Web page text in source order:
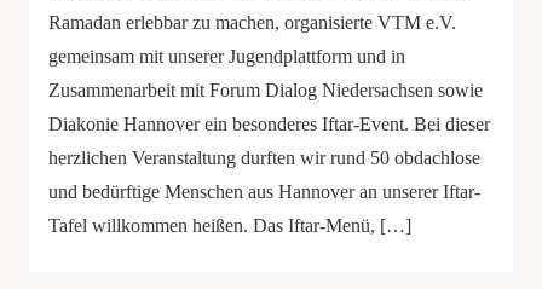
Ramadan erlebbar zu machen, organisierte VTM e.V.
gemeinsam mit unserer Jugendplattform und in
Zusammenarbeit mit Forum Dialog Niedersachsen sowie
Diakonie Hannover ein besonderes Iftar-Event. Bei dieser
herzlichen Veranstaltung durften wir rund 50 obdachlose
und bedürftige Menschen aus Hannover an unserer Iftar-
Tafel willkommen heißen. Das Iftar-Menü, […]